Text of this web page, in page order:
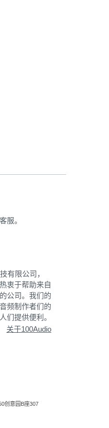
服。
有限公司，
衷于帮助来自
公司。我们的
频制作者们的
们提供便利。
关于100Audio
创意园B座307